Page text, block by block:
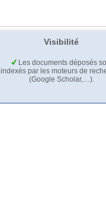
Visibilité
Les documents déposés
indexés par les moteurs de
(Google Scholar,…).